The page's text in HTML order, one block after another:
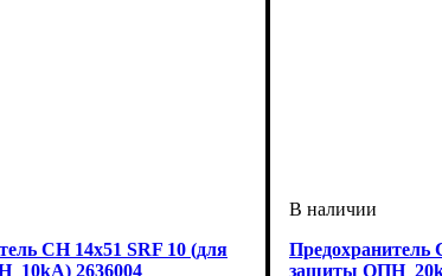
CH 14x51 SRF 10 (для
2636004
Предохранитель
защиты